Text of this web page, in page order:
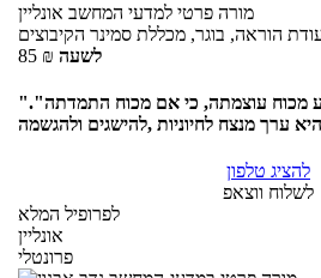
מורה פרטי למדעי המחשב אונליין
הוראה, בוגר, מכללת סמינר הקיבוצים
85 ₪ לשעה
"אין הטיפה חוצבת בסלע מכוח עוצמתה, כי אם מכוח התמדתה".
להציג טלפון
לשלוח ווצאפ
לפרופיל המלא
אונליין
פרונטלי